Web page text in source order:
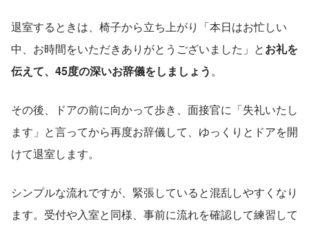
退室するときは、椅子から立ち上がり「本日はお忙しい
中、お時間をいただきありがとうございました」とお礼を
伝えて、45度の深いお辞儀をしましょう。
その後、ドアの前に向かって歩き、面接官に「失礼いたし
ます」と言ってから再度お辞儀して、ゆっくりとドアを開
けて退室します。
シンプルな流れですが、緊張していると混乱しやすくなり
ます。受付や入室と同様、事前に流れを確認して練習して